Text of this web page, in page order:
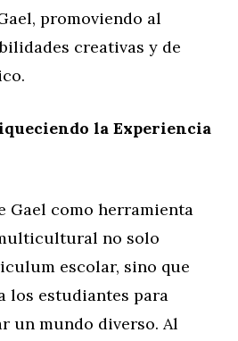
promoviendo al
creativas y de
la Experiencia
Gael como herramienta
no solo
escolar, sino que
los estudiantes para
un mundo diverso. Al